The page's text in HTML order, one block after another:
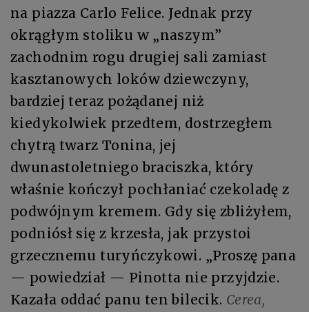
na piazza Carlo Felice. Jednak przy
okrągłym stoliku w „naszym”
zachodnim rogu drugiej sali zamiast
kasztanowych loków dziewczyny,
bardziej teraz pożądanej niż
kiedykolwiek przedtem, dostrzegłem
chytrą twarz Tonina, jej
dwunastoletniego braciszka, który
właśnie kończył pochłaniać czekoladę z
podwójnym kremem. Gdy się zbliżyłem,
podniósł się z krzesła, jak przystoi
grzecznemu turyńczykowi. „Proszę pana
— powiedział — Pinotta nie przyjdzie.
Kazała oddać panu ten bilecik. Cerea,